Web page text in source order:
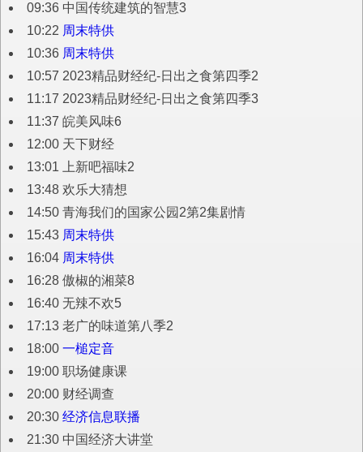
09:36 中国传统建筑的智慧3
10:22 周末特供
10:36 周末特供
10:57 2023精品财经纪-日出之食第四季2
11:17 2023精品财经纪-日出之食第四季3
11:37 皖美风味6
12:00 天下财经
13:01 上新吧福味2
13:48 欢乐大猜想
14:50 青海我们的国家公园2第2集剧情
15:43 周末特供
16:04 周末特供
16:28 傲椒的湘菜8
16:40 无辣不欢5
17:13 老广的味道第八季2
18:00 一槌定音
19:00 职场健康课
20:00 财经调查
20:30 经济信息联播
21:30 中国经济大讲堂